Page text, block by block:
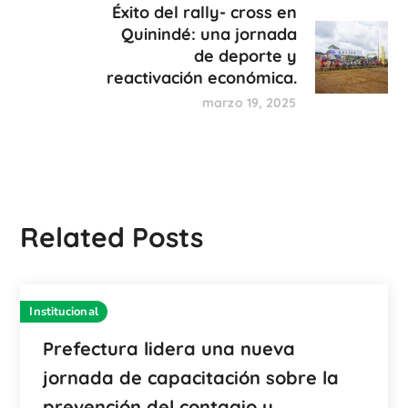
Éxito del rally- cross en
Quinindé: una jornada
de deporte y
reactivación económica.
marzo 19, 2025
Related Posts
Institucional
Prefectura lidera una nueva
jornada de capacitación sobre la